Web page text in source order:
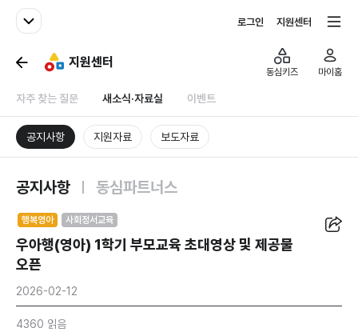
패밀리사이트
로그인 지원센터
지원센터
자주 찾는 질문 새소식·자료실 이벤트
동심키즈 마이홈
공지사항 지원자료 보도자료
공지사항 동심파트너스
행복영아 사회정서교육
우아행(영아) 1학기 부모교육 초대영상 및 제공물
오픈
2026-02-12
4360 읽음